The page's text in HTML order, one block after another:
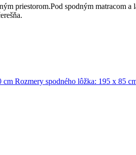
priestorom.Pod spodným matracom a
Rozmery spodného lôžka: 195 x 85